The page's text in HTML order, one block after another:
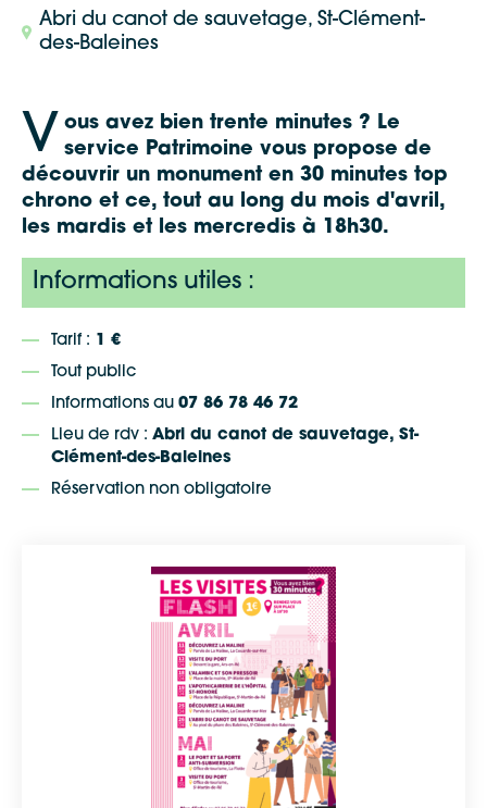
Abri du canot de sauvetage, St-Clément-
des-Baleines
V ous avez bien trente minutes ? Le
service Patrimoine vous propose de
découvrir un monument en 30 minutes top
chrono et ce, tout au long du mois d'avril,
les mardis et les mercredis à 18h30.
Informations utiles :
Tarif : 1 €
Tout public
Informations au 07 86 78 46 72
Lieu de rdv : Abri du canot de sauvetage, St-
Clément-des-Baleines
Réservation non obligatoire